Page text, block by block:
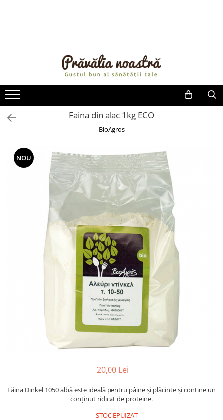
ULEIURI ȘI UNTURI
MĂSLINE
FRUCTE DESHIDRATATE
ÎNDULCITORI NATURALI / MIERE
FRUCTE LA CONSERVĂ
OȚETURI ȘI SOSURI
FĂINĂ FĂRĂ GLUTEN
BĂUTURI / LAPTE VEGETAL
OREZ ȘI CEREALE
CREME ȘI PASTE TARTINABILE
CONDIMENTE
CEAIURI GRECEȘTI
CIOCOLATĂ ȘI CACAO
PRODUSE ECO / ORGANICE
REMEDII NATURISTE
Faina din alac 1kg ECO
BioAgros
NOU
20,00 Lei
Făina Dinkel 1050 albă este ideală pentru pâine și plăcinte și conține un
conținut ridicat de proteine.
STOC EPUIZAT